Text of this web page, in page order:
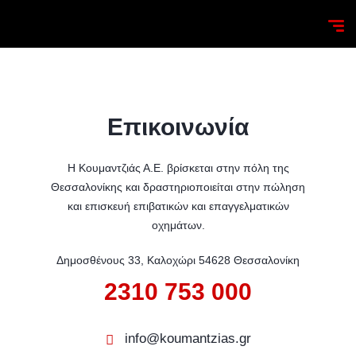
Επικοινωνία
Η Κουμαντζιάς Α.Ε. βρίσκεται στην πόλη της
Θεσσαλονίκης και δραστηριοποιείται στην πώληση
και επισκευή επιβατικών και επαγγελματικών
οχημάτων.
Δημοσθένους 33, Καλοχώρι 54628 Θεσσαλονίκη
2310 753 000
info@koumantzias.gr